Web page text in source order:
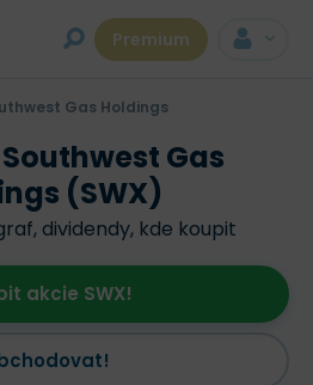
Premium
Gas Holdings
Gas
(SWX)
dividendy, kde koupit
akcie SWX!